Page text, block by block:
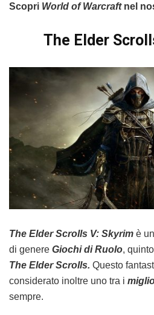
Scopri World of Warcraft nel
The Elder
The Elder Scrolls V: Skyrim è
di genere Giochi di Ruolo,
The Elder Scrolls. Questo
considerato inoltre uno tra i
sempre.